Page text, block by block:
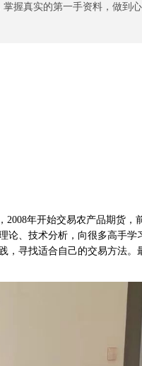
握真实的第一手资料，做到
年开始交易农产品期货，
论、技术分析，向很多高手学
，寻找适合自己的交易方法。